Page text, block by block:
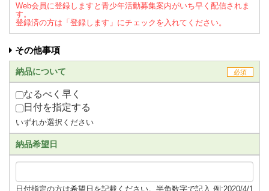
Web会員に登録しますと青少年活動募集案内がいち早く配信されま
す。
登録済の方は「登録します」にチェックを入れてください。
その他事項
納品について 必須
なるべく早く
日付を指定する
いずれか選択ください
納品希望日
日付指定の方は希望日を記載ください。半角数字で記入 例:2020/4/1